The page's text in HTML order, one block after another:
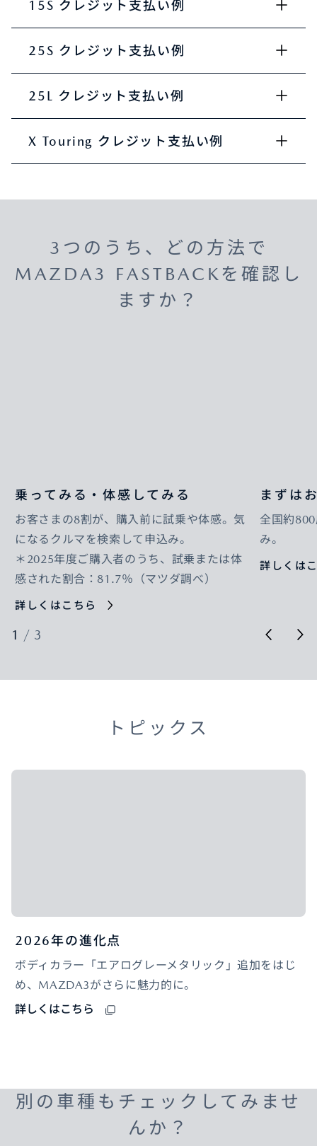
15S クレジット支払い例
25S クレジット支払い例
25L クレジット支払い例
X Touring クレジット支払い例
3つのうち、どの方法で
MAZDA3 FASTBACKを確認し
ますか？
乗ってみる・体感してみる
お客さまの8割が、購入前に試乗や体感。気
になるクルマを検索して申込み。
＊2025年度ご購入者のうち、試乗または体
感された割合：81.7％（マツダ調べ）
詳しくはこちら
まずは
全国約
み。
詳しくは
1 / 3
トピックス
2026年の進化点
ボディカラー「エアログレーメタリック」追加をはじ
め、MAZDA3がさらに魅力的に。
詳しくはこちら
別の車種もチェックしてみませ
んか？